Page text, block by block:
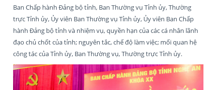
Ban Chấp hành Đảng bộ tỉnh, Ban Thường vụ Tỉnh ủy, Thường
trực Tỉnh ủy, Ủy viên Ban Thường vụ Tỉnh ủy, Ủy viên Ban Chấp
hành Đảng bộ tỉnh và nhiệm vụ, quyền hạn của các cá nhân lãnh
đạo chủ chốt của tỉnh; nguyên tắc, chế độ làm việc; mối quan hệ
công tác của Tỉnh ủy, Ban Thường vụ, Thường trực Tỉnh ủy.